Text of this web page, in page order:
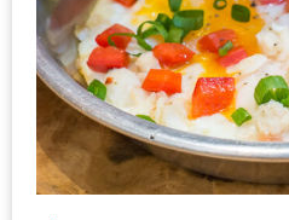
โลก
กับ
โรง
แรม
ฮอ
ลิ